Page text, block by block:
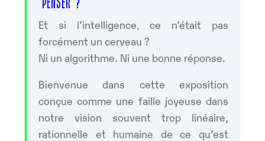
Et si l’intelligence, ce n’était pas
forcément un cerveau ?
Ni un algorithme. Ni une bonne réponse.
Bienvenue dans cette exposition
conçue comme une faille joyeuse dans
notre vision souvent trop linéaire,
rationnelle et humaine de ce qu’est